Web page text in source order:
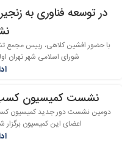
در توسعه فناوری به
با حضور افشین کلاهی، رییس مجمع
شورای اسلامی شهر تهران
نشست کمیسیون
دومین نشست دور جدید کمیسیون
اعضای این کمیسیون